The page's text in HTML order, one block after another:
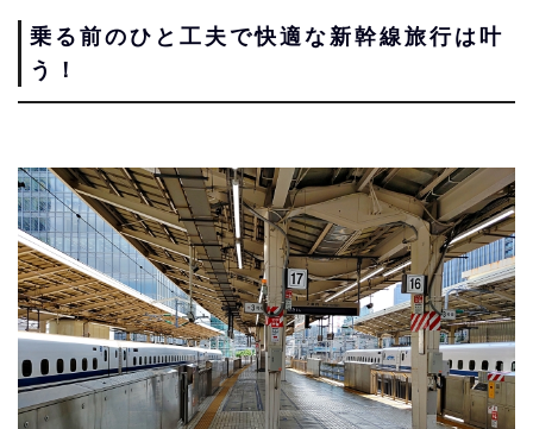
乗る前のひと工夫で快適な新幹線旅行は叶
う！